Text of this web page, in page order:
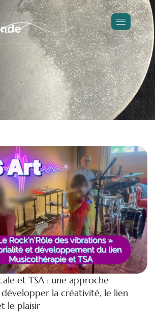
et TSA : une approche
la créativité, le lien
le plaisir